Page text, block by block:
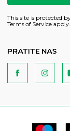
This site is protected
Terms of Service apply.
PRATITE NAS